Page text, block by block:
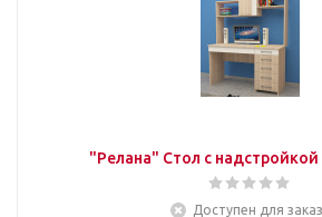
"Релана" Стол с
Доступен для